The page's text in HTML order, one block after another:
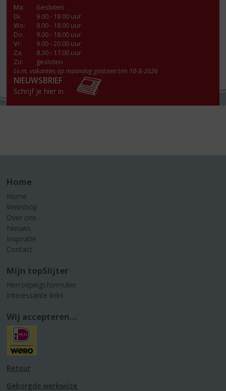
Ma:
Gesloten
Di:
9.00 - 18.00 uur
Wo:
9.00 - 18.00 uur
Do:
9.00 - 18.00 uur
Vr:
9.00 - 20.00 uur
Za:
8.30 - 17.00 uur
Zo:
gesloten
I.v.m. vakanties op maandag gesloten t/m 10-8-2026
NIEUWSBRIEF
Schrijf je hier in
Home
Home
Webshop
Over ons
Nieuws
Inspiratie
Contact
Mijn topSlijter
Herroepingsformulier
Interessante links
Wij accepteren...
Retour
Geborgde werkwijze